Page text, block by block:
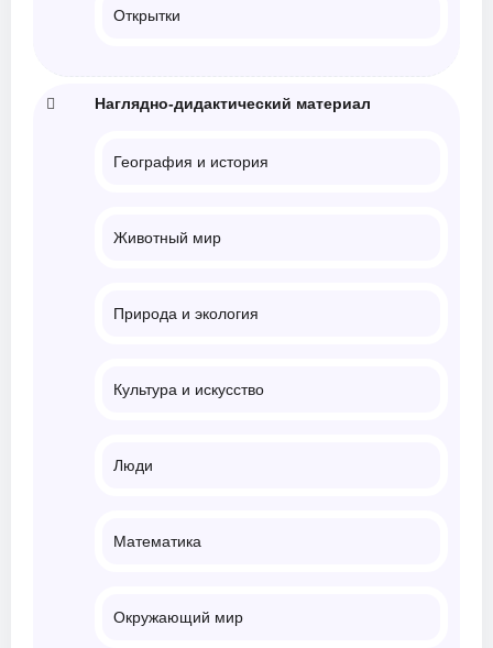
Открытки
Наглядно-дидактический материал
География и история
Животный мир
Природа и экология
Культура и искусство
Люди
Математика
Окружающий мир